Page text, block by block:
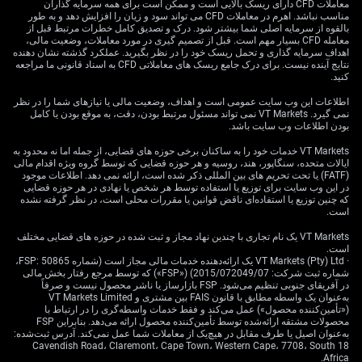
اثرگذار بر AUD/USD
در نگاه «بنیادی» (یعنی بر پایه داده‌های اقتصادی و سیاست
پولی)، چشم‌انداز دلار استرالیا ضعیف‌تر شده است، به‌خصوص
که سقف چندساله است، عملاً احتمال افزایش نزدیک‌مدت نرخ
بهره از سوی RBA را کنار زده است. این «واگرایی سیاست
و فدرال رزرو آمریکا، عامل منفی مهمی برای این جفت‌ارز
است.
از طرف دیگر، استدلال به نفع دلار آمریکا همچنان قوی است،
قیمت مصرف شخصیِ هسته؛ معیار مهم تورم برای فدرال
رزرو که قیمت‌های پرنوسان مثل غذا و انرژی را حذف می‌کند)
برای آوریل ۳.۱٪ نسبت به سال قبل ثبت شد و احتمال یک
افزایش دیگر نرخ بهره فدرال رزرو را زنده نگه می‌دارد.
همین نگاه را تأیید می‌کند و می‌تواند جلوی افت پرقدرت دلار
آمریکا را بگیرد.
معاملات CFD دارای ریسک بالایی است و ممکن است برای همه سرمایه گذاران
مناسب نباشد. اهرم در معاملات CFD می تواند سود و زیان را افزایش دهد و به طور
بالقوه از سرمایه اصلی شما بیشتر شود. درک و تصدیق کامل خطرات مرتبط قبل از
معامله CFD بسیار مهم است. قبل از تصمیم گیری در مورد معاملات، وضعیت مالی،
اهداف سرمایه گذاری و تحمل ریسک خود را در نظر بگیرید. عملکرد گذشته نشان دهنده
نتایج آینده نیست. برای درک جامع ریسک های معاملاتی CFD به اسناد قانونی ما مراجعه
کنید.
اطلاعات این وب سایت عمومی است و اهداف، وضعیت مالی یا نیازهای شما را در نظر
نمی گیرد. VT Markets نمی تواند مسئول مرتبط بودن، دقت، به موقع بودن یا کامل
بودن اطلاعات وب سایت باشد.
VT Markets خدمات خود را به ساکنان برخی حوزه های قضایی، از جمله اما نه محدود به
ایالات متحده، سنگاپور، هند، روسیه و هر حوزه قضایی که توسط گروه ویژه اقدام مالی
(FATF) یا تحت تحریم های بین المللی ذکر شده است، ارائه نمی دهد. اطلاعات موجود
در این وب سایت برای توزیع یا استفاده توسط هر شخص یا نهادی در هر حوزه قضایی
که چنین توزیع یا استفاده‌ای ناقض قوانین یا مقررات محلی است، در نظر گرفته نشده
است.
VT Markets یک نام تجاری با چندین نهاد مجاز و ثبت شده در حوزه های قضایی مختلف
است.
· VT Markets (Pty) Ltd یک ارائه‌دهنده خدمات مالی مجاز است (شماره FSP: 50865،
شماره ثبت شرکت: 2015/072049/07) («FSP») که توسط مرجع رفتار بخش مالی
در آفریقای جنوبی تنظیم می‌شود. FSP بازارساز یا ناشر محصول نیست و صرفاً
به‌عنوان یک واسطه مطابق با قانون FAIS بین مشتری و VT Markets Limited
(«تأمین‌کننده محصول») عمل می‌کند و فقط خدمات واسطه‌گری را در ارتباط با
محصولات مشتقه ارائه‌شده توسط تأمین‌کننده محصول ارائه می‌دهد. بنابراین FSP
به‌عنوان اصیل یا طرف مقابل در هیچ‌یک از معاملات شما عمل نمی‌کند. آدرس ثبت‌شده:
18 Cavendish Road، Claremont، Cape Town، Western Cape، 7708، South
Africa.